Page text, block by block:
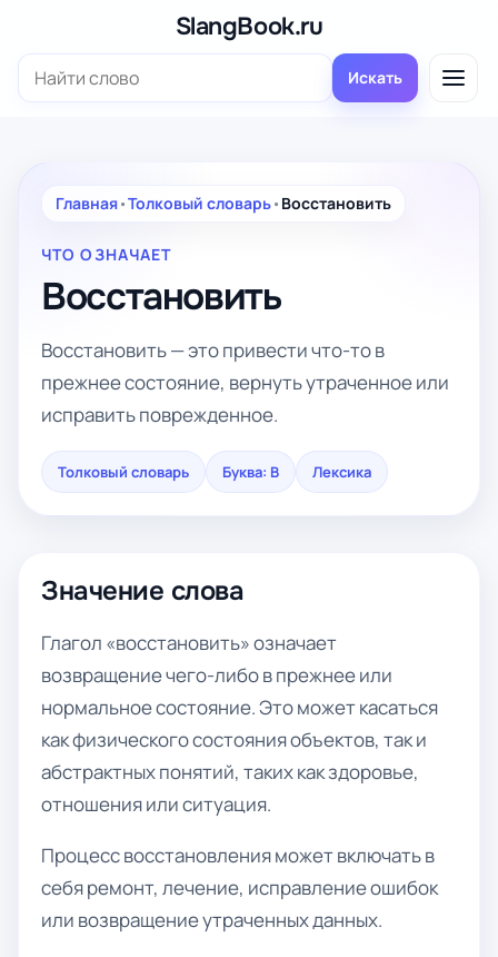
содержимому
SlangBook.ru
Поиск: Искать
Главная•Толковый словарь• Восстановить
ЧТО ОЗНАЧАЕТ
Восстановить
Восстановить — это привести что-то в
прежнее состояние, вернуть утраченное или
исправить поврежденное.
Толковый словарь Буква: В Лексика
Значение слова
Глагол «восстановить» означает
возвращение чего-либо в прежнее или
нормальное состояние. Это может касаться
как физического состояния объектов, так и
абстрактных понятий, таких как здоровье,
отношения или ситуация.
Процесс восстановления может включать в
себя ремонт, лечение, исправление ошибок
или возвращение утраченных данных.